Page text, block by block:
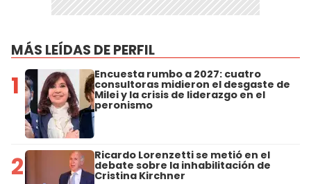
MÁS LEÍDAS DE PERFIL
1 Encuesta rumbo a 2027: cuatro
consultoras midieron el desgaste de
Milei y la crisis de liderazgo en el
peronismo
2 Ricardo Lorenzetti se metió en el
debate sobre la inhabilitación de
Cristina Kirchner